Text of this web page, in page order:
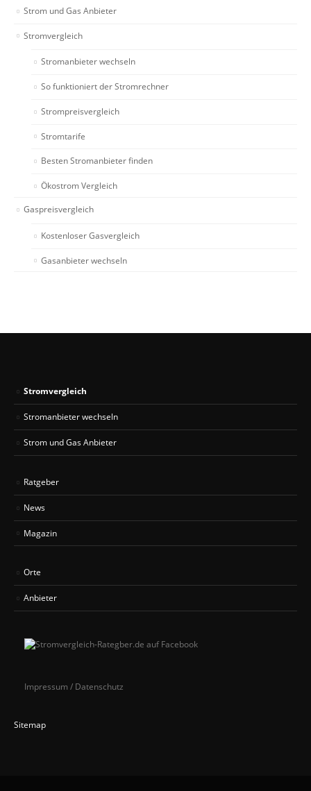
Strom und Gas Anbieter
Stromvergleich
Stromanbieter wechseln
So funktioniert der Stromrechner
Strompreisvergleich
Stromtarife
Besten Stromanbieter finden
Ökostrom Vergleich
Gaspreisvergleich
Kostenloser Gasvergleich
Gasanbieter wechseln
Stromvergleich
Stromanbieter wechseln
Strom und Gas Anbieter
Ratgeber
News
Magazin
Orte
Anbieter
Impressum / Datenschutz
Sitemap